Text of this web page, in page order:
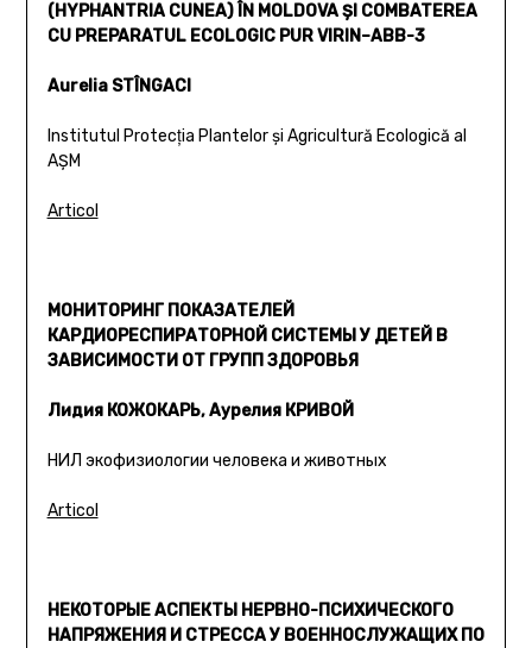
(HYPHANTRIA CUNEA) ÎN MOLDOVA ŞI COMBATEREA
CU PREPARATUL ECOLOGIC PUR VIRIN–ABB-3
Aurelia STÎNGACI
Institutul Protecţia Plantelor şi Agricultură Ecologică al
AŞM
Articol
МОНИТОРИНГ ПОКАЗАТЕЛЕЙ
КАРДИОРЕСПИРАТОРНОЙ СИСТЕМЫ У ДЕТЕЙ В
ЗАВИСИМОСТИ ОТ ГРУПП ЗДОРОВЬЯ
Лидия КОЖОКАРЬ, Аурелия КРИВОЙ
НИЛ экофизиологии человека и животных
Articol
НЕКОТОРЫЕ АСПЕКТЫ НЕРВНО-ПСИХИЧЕСКОГО
НАПРЯЖЕНИЯ И СТРЕССА У ВОЕННОСЛУЖАЩИХ ПО